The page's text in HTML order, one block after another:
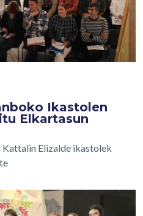
Ikastolen
Elkartasun
Elizalde ikastolek